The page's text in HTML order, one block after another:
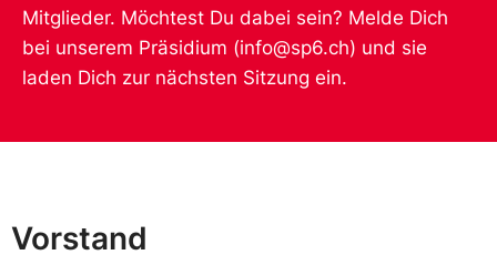
Mitglieder. Möchtest Du dabei sein? Melde Dich
bei unserem Präsidium (info@sp6.ch) und sie
laden Dich zur nächsten Sitzung ein.
Vorstand